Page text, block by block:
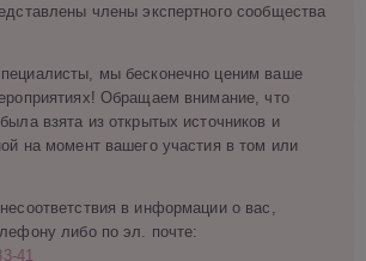
члены экспертного сообщества
мы бесконечно ценим ваше
Обращаем внимание, что
взята из открытых источников и
на момент вашего участия в том или
в информации о вас,
либо по эл. почте:
41